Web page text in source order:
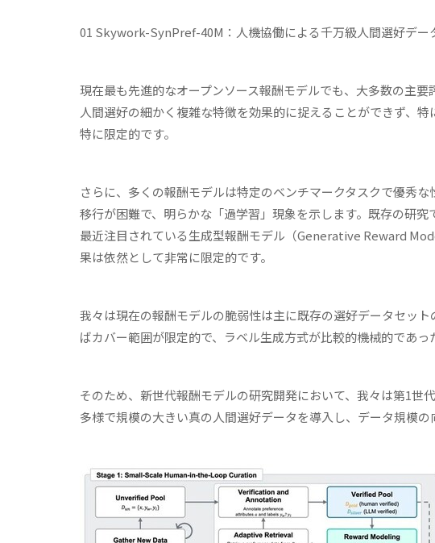
01 Skywork-SynPref-40M ：人機協働による千万級人間選好デ
現在最も先進的なオープンソース報酬モデルでも、大多数の主
人間選好の細かく複雑な特徴を効果的に捉えることができず、
特に限定的です。
さらに、多くの報酬モデルは特定のベンチマークタスクで優秀
移行が困難で、明らかな「過学習」現象を示します。既存の研
最近注目されている生成型報酬モデル（Generative Reward
果は依然として非常に限定的です。
我々は現在の報酬モデルの脆弱性は主に既存の選好データセッ
ばカバー範囲が限定的で、ラベル生成方式が比較的機械的であっ
そのため、新世代報酬モデルの研究開発において、我々は第1世
多様で規模の大きい真の人間選好データを導入し、データ規模の